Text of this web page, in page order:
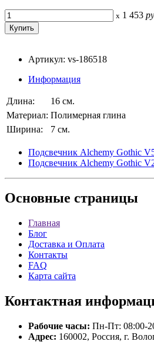
x 1 453
Артикул: vs-186518
Информация
Длина:
16 см.
Материал: Полимерная глина
Ширина:
7 см.
Подсвечник Alchemy Gothic
Подсвечник Alchemy Gothic
Основные страницы
Главная
Блог
Доставка и Оплата
Контакты
FAQ
Карта сайта
Контактная
Рабочие часы: Пн-Пт: 08:00-
Адрес: 160002, Россия, г.